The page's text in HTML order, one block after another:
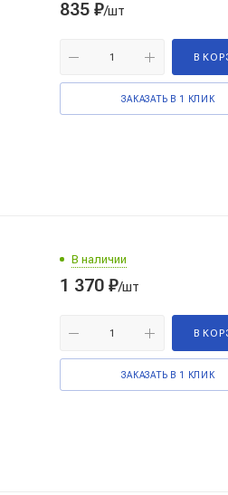
835 ₽/шт
В
ЗАКАЗАТЬ В 1 КЛИК
В наличии
1 370 ₽/шт
В
ЗАКАЗАТЬ В 1 КЛИК